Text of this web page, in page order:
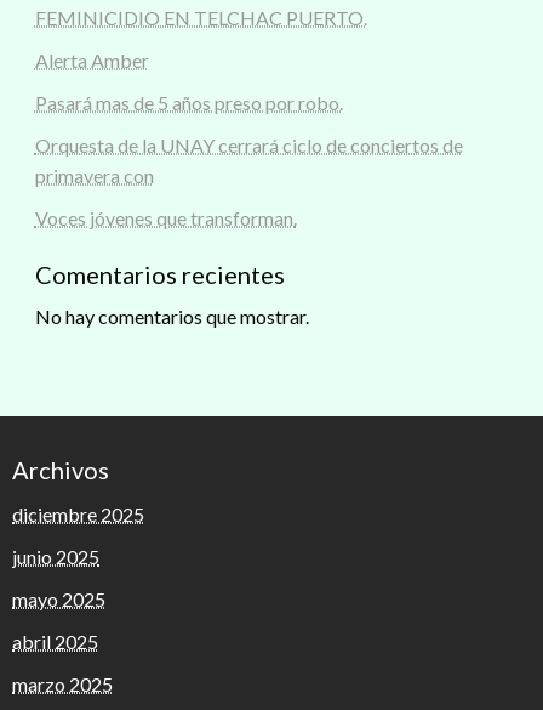
FEMINICIDIO EN TELCHAC PUERTO.
Alerta Amber
Pasará mas de 5 años preso por robo.
Orquesta de la UNAY cerrará ciclo de conciertos de
primavera con
Voces jóvenes que transforman.
Comentarios recientes
No hay comentarios que mostrar.
Archivos
diciembre 2025
junio 2025
mayo 2025
abril 2025
marzo 2025